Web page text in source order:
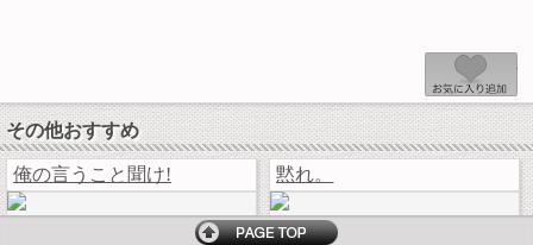
その他おすすめ
俺の言うこと聞け! 黙れ。